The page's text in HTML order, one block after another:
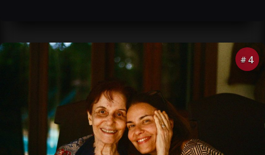
# 4